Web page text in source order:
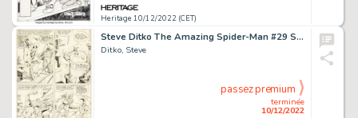
Heritage 10/12/2022 (CET)
Steve Ditko The Amazing Spider-Man #29 Story Page 14 Original Art (Marvel, 1965)....
Ditko, Steve
terminée
10/12/2022
passez premium